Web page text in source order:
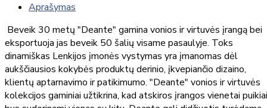
Aprašymas
Beveik 30 metų "Deante" gamina vonios ir virtuvės įrangą bei
eksportuoja jas beveik 50 šalių visame pasaulyje. Toks
dinamiškas Lenkijos įmonės vystymas yra įmanomas dėl
aukščiausios kokybės produktų derinio, įkvepiančio dizaino,
klientų aptarnavimo ir patikimumo. "Deante" vonios ir virtuvės
kolekcijos gaminiai užtikrina, kad atskiros įrangos vienetai puikiai